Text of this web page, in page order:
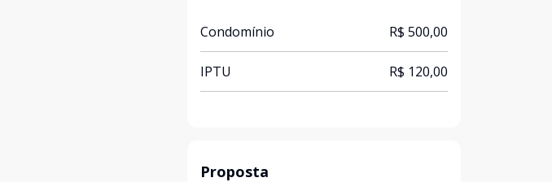
Condomínio R$ 500,00
IPTU R$ 120,00
Proposta